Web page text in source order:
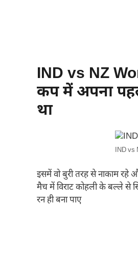
IND vs NZ
कप में अपना
था
IND vs
इसमें वो बुरी तरह से नाकाम रहे
मैच में विराट कोहली के बल्ले से
रन ही बना पाए